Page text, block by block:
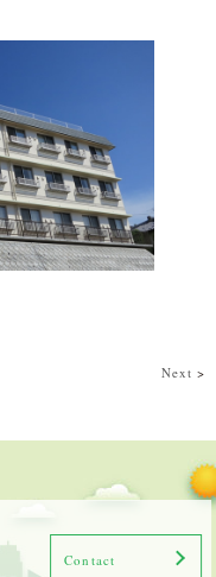
Next >
Contact